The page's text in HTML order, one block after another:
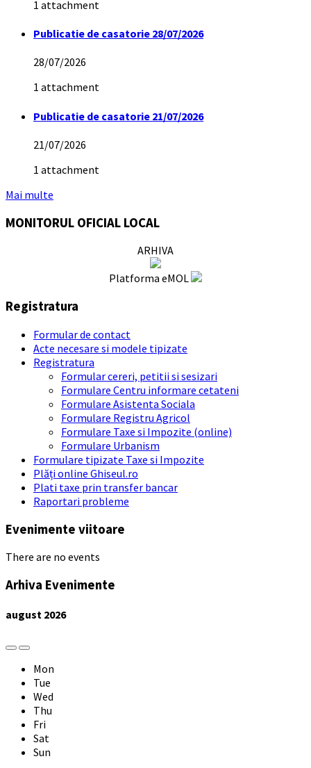
1 attachment
Publicatie de casatorie 28/07/2026
28/07/2026
1 attachment
Publicatie de casatorie 21/07/2026
21/07/2026
1 attachment
Mai multe
MONITORUL OFICIAL LOCAL
ARHIVA
Platforma eMOL
Registratura
Formular de contact
Acte necesare si modele tipizate
Registratura
Formular cereri, petitii si sesizari
Formulare Centru informare cetateni
Formulare Asistenta Sociala
Formulare Registru Agricol
Formulare Taxe si Impozite (online)
Formulare Urbanism
Formulare tipizate Taxe si Impozite
Plăți online Ghiseul.ro
Plati taxe prin transfer bancar
Raportari probleme
Evenimente viitoare
There are no events
Arhiva Evenimente
august 2026
Previous
Month
Next
Month
Mon
Tue
Wed
Thu
Fri
Sat
Sun